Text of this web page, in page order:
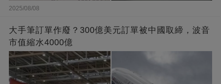
2025/08/08
大手筆訂單作廢？300億美元訂單被中國取締，波音
市值縮水4000億